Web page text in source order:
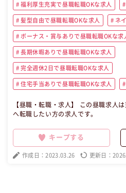
福利厚生充実で昼職転職OKな求人
髪型自由で昼職転職OKな求人 ネ
ボーナス・賞与ありで昼職転職OKな求
長期休暇ありで昼職転職OKな求人
完全週休2日で昼職転職OKな求人
住宅手当ありで昼職転職OKな求人
【昼職・転職・求人】 この昼職求人
へ転職したい方の求人です。
キープする
作成日：2023.03.26 更新日：